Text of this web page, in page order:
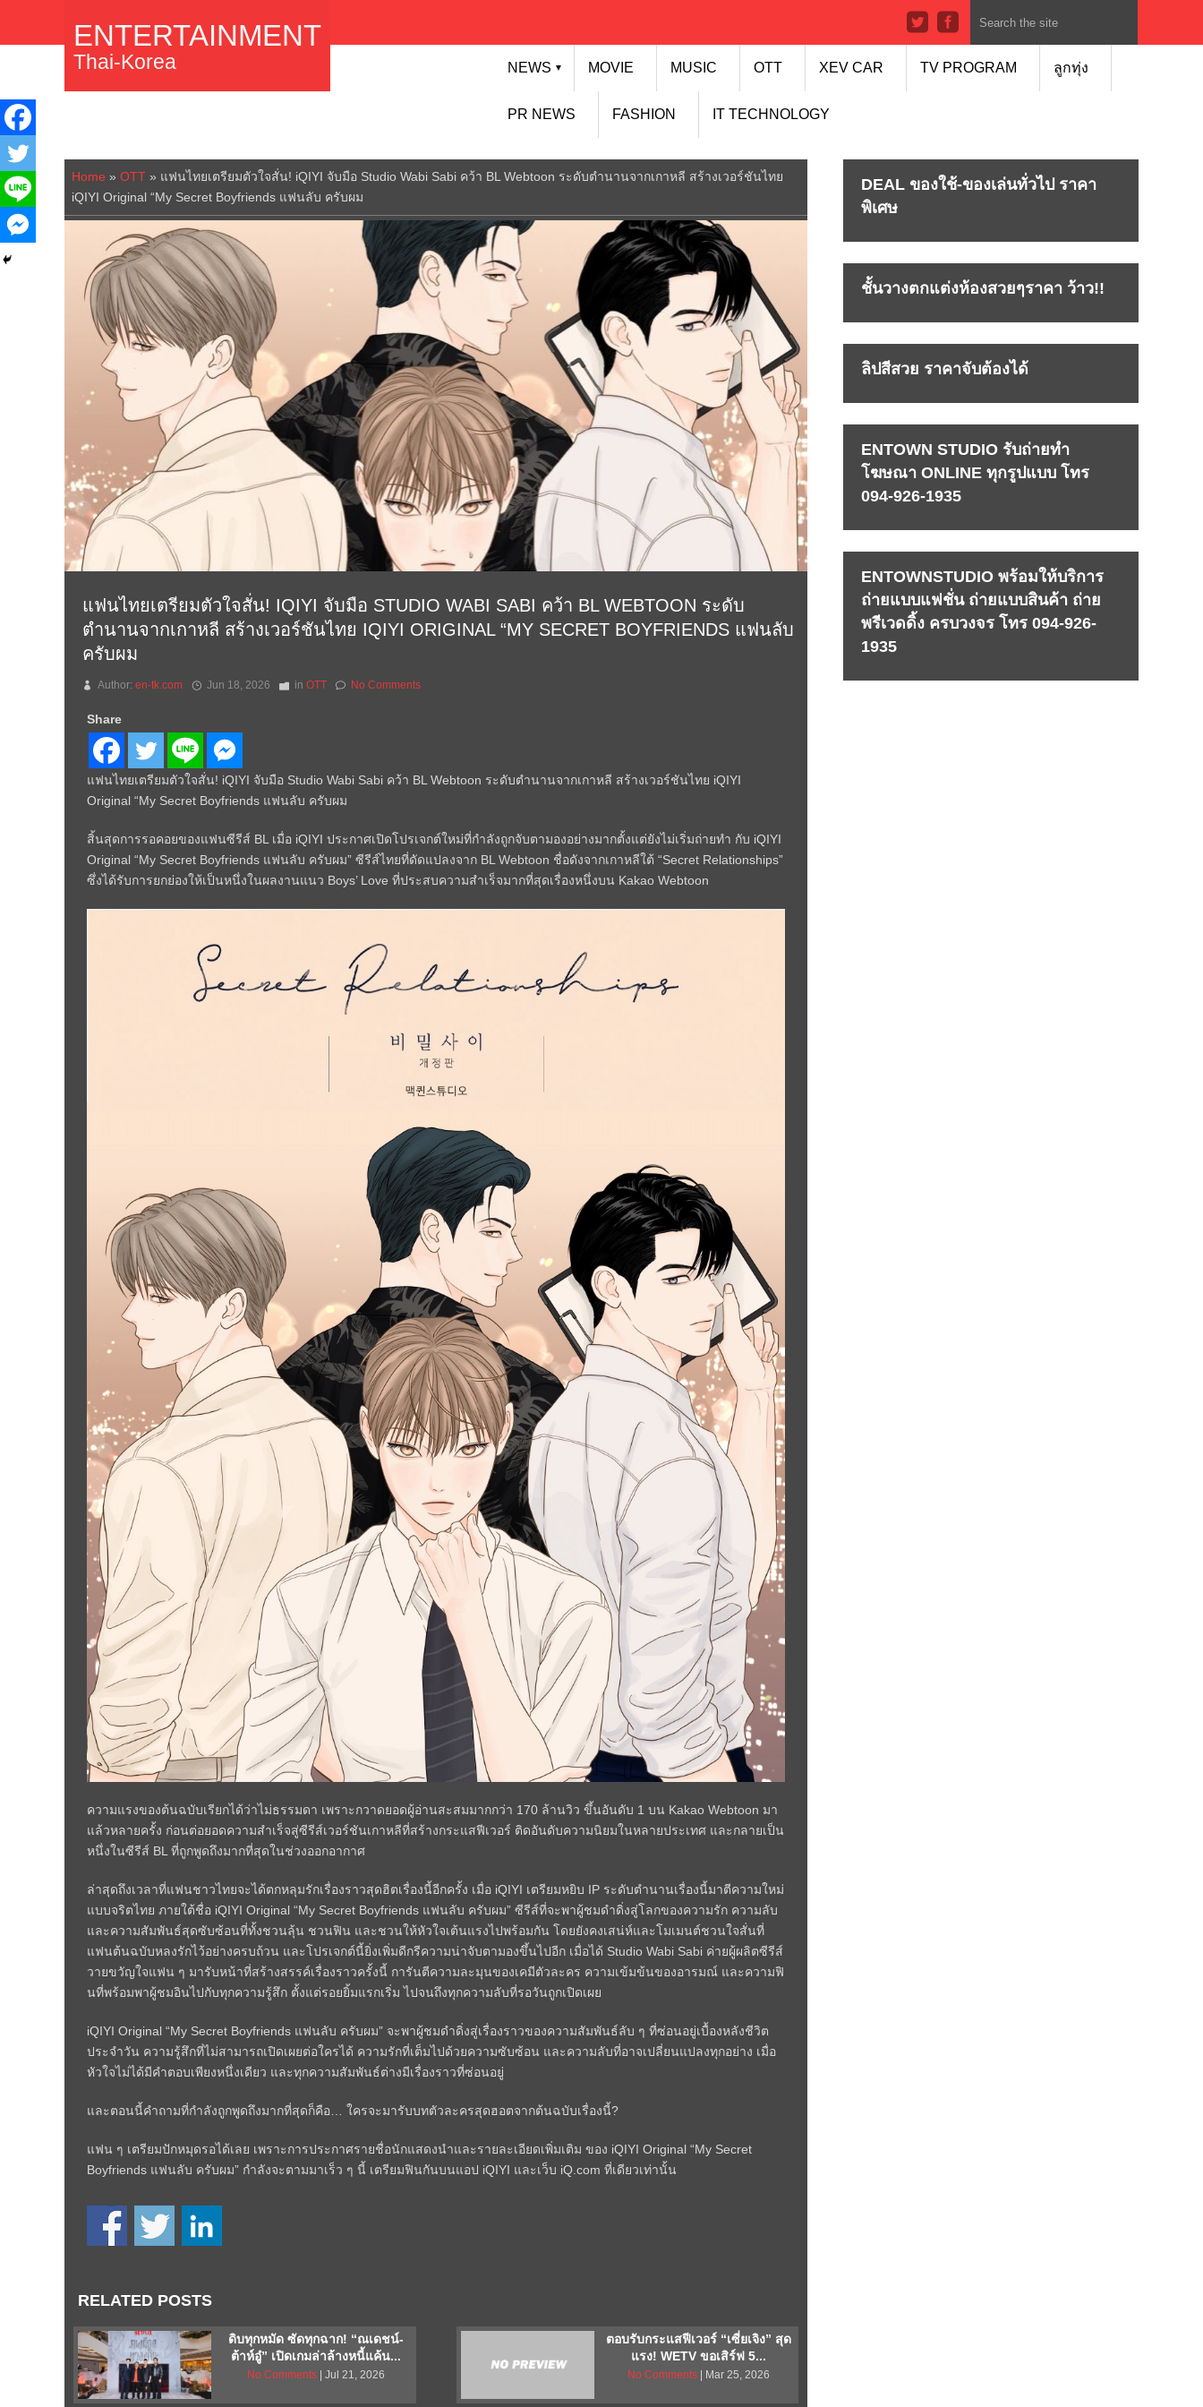
NEWS ▼ MOVIE MUSIC OTT XEV CAR TV PROGRAM ลูกทุ่ง
PR NEWS FASHION IT TECHNOLOGY
ENTERTAINMENT
Thai-Korea
Home » OTT » แฟนไทยเตรียมตัวใจสั่น! iQIYI จับมือ Studio Wabi Sabi คว้า BL Webtoon ระดับตำนานจากเกาหลี สร้างเวอร์ชันไทย
iQIYI Original “My Secret Boyfriends แฟนลับ ครับผม
แฟนไทยเตรียมตัวใจสั่น! IQIYI จับมือ STUDIO WABI SABI คว้า BL WEBTOON ระดับ
ตำนานจากเกาหลี สร้างเวอร์ชันไทย IQIYI ORIGINAL “MY SECRET BOYFRIENDS แฟนลับ
ครับผม
Author: en-tk.com Jun 18, 2026 in OTT No Comments
Share
แฟนไทยเตรียมตัวใจสั่น! iQIYI จับมือ Studio Wabi Sabi คว้า BL Webtoon ระดับตำนานจากเกาหลี สร้างเวอร์ชันไทย iQIYI
Original “My Secret Boyfriends แฟนลับ ครับผม
สิ้นสุดการรอคอยของแฟนซีรีส์ BL เมื่อ iQIYI ประกาศเปิดโปรเจกต์ใหม่ที่กำลังถูกจับตามองอย่างมากตั้งแต่ยังไม่เริ่มถ่ายทำ กับ iQIYI
Original “My Secret Boyfriends แฟนลับ ครับผม” ซีรีส์ไทยที่ดัดแปลงจาก BL Webtoon ชื่อดังจากเกาหลีใต้ “Secret Relationships”
ซึ่งได้รับการยกย่องให้เป็นหนึ่งในผลงานแนว Boys’ Love ที่ประสบความสำเร็จมากที่สุดเรื่องหนึ่งบน Kakao Webtoon
ความแรงของต้นฉบับเรียกได้ว่าไม่ธรรมดา เพราะกวาดยอดผู้อ่านสะสมมากกว่า 170 ล้านวิว ขึ้นอันดับ 1 บน Kakao Webtoon มา
แล้วหลายครั้ง ก่อนต่อยอดความสำเร็จสู่ซีรีส์เวอร์ชันเกาหลีที่สร้างกระแสฟีเวอร์ ติดอันดับความนิยมในหลายประเทศ และกลายเป็น
หนึ่งในซีรีส์ BL ที่ถูกพูดถึงมากที่สุดในช่วงออกอากาศ
ล่าสุดถึงเวลาที่แฟนชาวไทยจะได้ตกหลุมรักเรื่องราวสุดฮิตเรื่องนี้อีกครั้ง เมื่อ iQIYI เตรียมหยิบ IP ระดับตำนานเรื่องนี้มาตีความใหม่
แบบจริตไทย ภายใต้ชื่อ iQIYI Original “My Secret Boyfriends แฟนลับ ครับผม” ซีรีส์ที่จะพาผู้ชมดำดิ่งสู่โลกของความรัก ความลับ
และความสัมพันธ์สุดซับซ้อนที่ทั้งชวนลุ้น ชวนฟิน และชวนให้หัวใจเต้นแรงไปพร้อมกัน โดยยังคงเสน่ห์และโมเมนต์ชวนใจสั่นที่
แฟนต้นฉบับหลงรักไว้อย่างครบถ้วน และโปรเจกต์นี้ยิ่งเพิ่มดีกรีความน่าจับตามองขึ้นไปอีก เมื่อได้ Studio Wabi Sabi ค่ายผู้ผลิตซีรีส์
วายขวัญใจแฟน ๆ มารับหน้าที่สร้างสรรค์เรื่องราวครั้งนี้ การันตีความละมุนของเคมีตัวละคร ความเข้มข้นของอารมณ์ และความฟิ
นที่พร้อมพาผู้ชมอินไปกับทุกความรู้สึก ตั้งแต่รอยยิ้มแรกเริ่ม ไปจนถึงทุกความลับที่รอวันถูกเปิดเผย
iQIYI Original “My Secret Boyfriends แฟนลับ ครับผม” จะพาผู้ชมดำดิ่งสู่เรื่องราวของความสัมพันธ์ลับ ๆ ที่ซ่อนอยู่เบื้องหลังชีวิต
ประจำวัน ความรู้สึกที่ไม่สามารถเปิดเผยต่อใครได้ ความรักที่เต็มไปด้วยความซับซ้อน และความลับที่อาจเปลี่ยนแปลงทุกอย่าง เมื่อ
หัวใจไม่ได้มีคำตอบเพียงหนึ่งเดียว และทุกความสัมพันธ์ต่างมีเรื่องราวที่ซ่อนอยู่
และตอนนี้คำถามที่กำลังถูกพูดถึงมากที่สุดก็คือ… ใครจะมารับบทตัวละครสุดฮอตจากต้นฉบับเรื่องนี้?
แฟน ๆ เตรียมปักหมุดรอได้เลย เพราะการประกาศรายชื่อนักแสดงนำและรายละเอียดเพิ่มเติม ของ iQIYI Original “My Secret
Boyfriends แฟนลับ ครับผม” กำลังจะตามมาเร็ว ๆ นี้ เตรียมฟินกันบนแอป iQIYI และเว็บ iQ.com ที่เดียวเท่านั้น
RELATED POSTS
ดิบทุกหมัด ซัดทุกฉาก! “ณเดชน์-
ต้าห์อู๋” เปิดเกมล่าล้างหนี้แค้น...
No Comments| Jul 21, 2026
ตอบรับกระแสฟีเวอร์ “เซี่ยเจิง” สุด
แรง! WETV ขอเสิร์ฟ 5...
No Comments | Mar 25, 2026
DEAL ของใช้-ของเล่นทั่วไป ราคา
พิเศษ
ชั้นวางตกแต่งห้องสวยๆราคา ว้าว!!
ลิปสีสวย ราคาจับต้องได้
ENTOWN STUDIO รับถ่ายทำ
โฆษณา ONLINE ทุกรูปแบบ โทร
094-926-1935
ENTOWNSTUDIO พร้อมให้บริการ
ถ่ายแบบแฟชั่น ถ่ายแบบสินค้า ถ่าย
พรีเวดดิ้ง ครบวงจร โทร 094-926-
1935